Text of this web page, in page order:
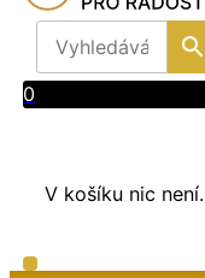
0
V košíku nic není.